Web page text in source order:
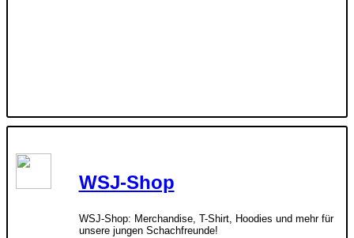
WSJ-Shop
WSJ-Shop: Merchandise, T-Shirt, Hoodies und mehr für
unsere jungen Schachfreunde!